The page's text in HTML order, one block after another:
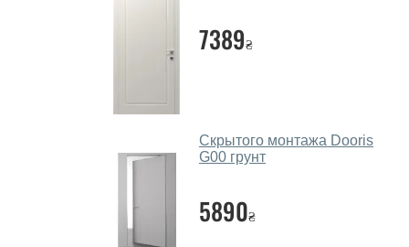
7389₴
Скрытого монтажа Dooris
G00 грунт
5890₴